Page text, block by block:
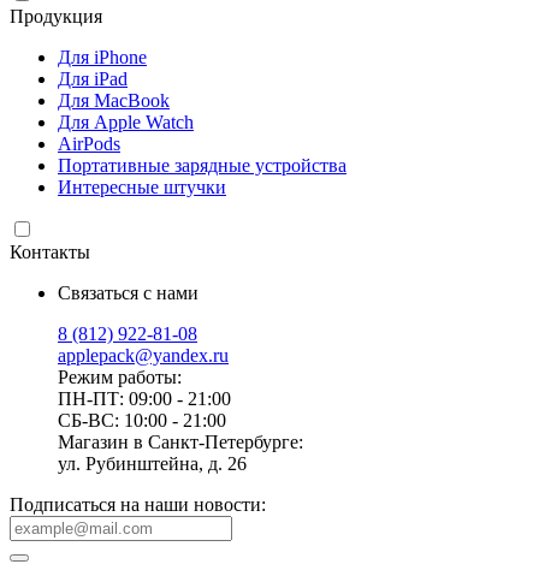
Продукция
Для iPhone
Для iPad
Для MacBook
Для Apple Watch
AirPods
Портативные зарядные устройства
Интересные штучки
Контакты
Связаться с нами
8 (812) 922-81-08
applepack@yandex.ru
Режим работы:
ПН-ПТ: 09:00 - 21:00
СБ-ВС: 10:00 - 21:00
Магазин в Санкт-Петербурге:
ул. Рубинштейна, д. 26
Подписаться на наши новости: